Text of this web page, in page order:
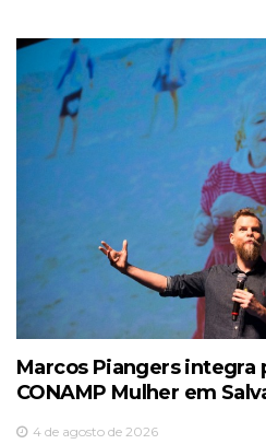
Marcos Piangers integra
CONAMP Mulher em
4 de agosto de 2026